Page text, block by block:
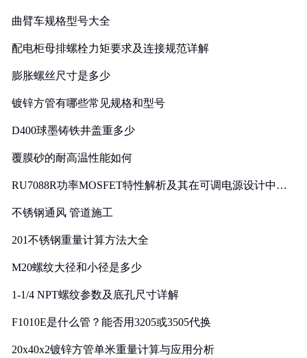
曲臂车规格型号大全
配电柜母排螺栓力矩要求及连接规范详解
膨胀螺丝尺寸是多少
镀锌方管有哪些常见规格和型号
D400球墨铸铁井盖重多少
覆膜砂的耐高温性能如何
RU7088R功率MOSFET特性解析及其在可调电源设计中的
不锈钢通风 管道施工
201不锈钢重量计算方法大全
M20螺纹大径和小径是多少
1-1/4 NPT螺纹参数及底孔尺寸详解
F1010E是什么管？能否用3205或3505代换
20x40x2镀锌方管单米重量计算与应用分析